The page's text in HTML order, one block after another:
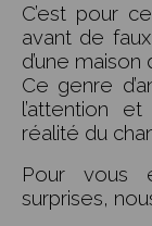
C’est pour
avant de
d’une
Ce genre
l’attention
réalité du
Pour vous
surprises,